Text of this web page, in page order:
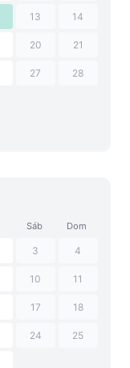
13 14
20 21
27 28
Sáb Dom
3 4
10 11
17 18
24 25